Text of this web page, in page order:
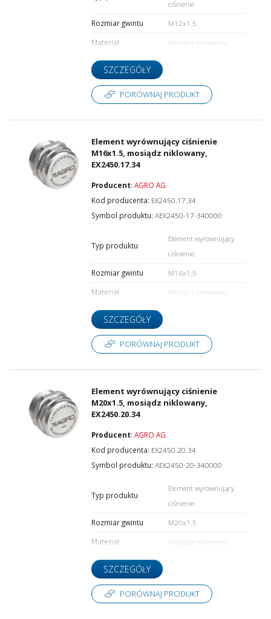
ciśnienie
Rozmiar gwintu
M12x1.5
Materiał
Mosiądz niklowany
SZCZEGÓŁY
PORÓWNAJ PRODUKT
Element wyrównujący ciśnienie
M16x1.5, mosiądz niklowany,
EX2450.17.34
Producent:AGRO AG
Kod producenta: EX2450.17.34
Symbol produktu:AEX2450-17-340000
Typ produktu
Element wyrównujący
ciśnienie
Rozmiar gwintu
M16x1.5
Materiał
Mosiądz niklowany
SZCZEGÓŁY
PORÓWNAJ PRODUKT
Element wyrównujący ciśnienie
M20x1.5, mosiądz niklowany,
EX2450.20.34
Producent:AGRO AG
Kod producenta: EX2450.20.34
Symbol produktu:AEX2450-20-340000
Typ produktu
Element wyrównujący
ciśnienie
Rozmiar gwintu
M20x1.5
Materiał
Mosiądz niklowany
SZCZEGÓŁY
PORÓWNAJ PRODUKT